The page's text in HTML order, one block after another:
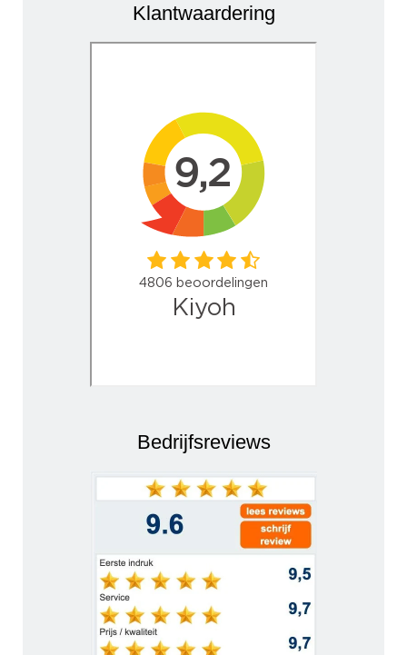
Klantwaardering
Bedrijfsreviews